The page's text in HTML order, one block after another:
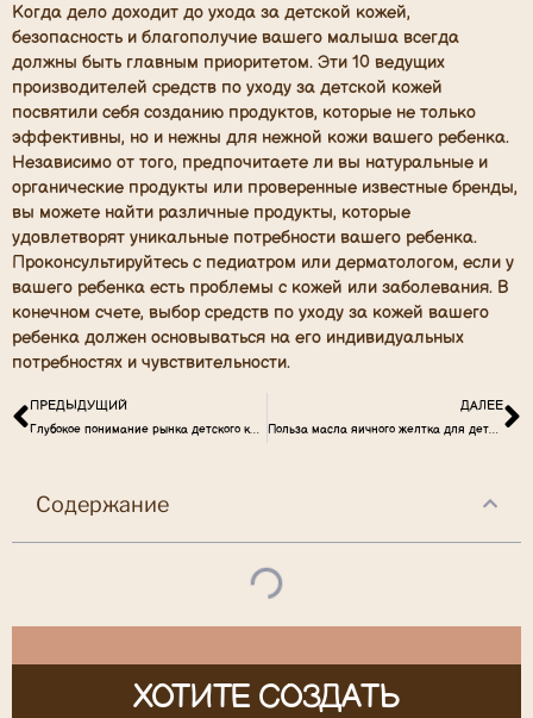
Когда дело доходит до ухода за детской кожей,
безопасность и благополучие вашего малыша всегда
должны быть главным приоритетом. Эти 10 ведущих
производителей средств по уходу за детской кожей
посвятили себя созданию продуктов, которые не только
эффективны, но и нежны для нежной кожи вашего ребенка.
Независимо от того, предпочитаете ли вы натуральные и
органические продукты или проверенные известные бренды,
вы можете найти различные продукты, которые
удовлетворят уникальные потребности вашего ребенка.
Проконсультируйтесь с педиатром или дерматологом, если у
вашего ребенка есть проблемы с кожей или заболевания. В
конечном счете, выбор средств по уходу за кожей вашего
ребенка должен основываться на его индивидуальных
потребностях и чувствительности.
ПРЕДЫДУЩИЙ
Глубокое понимание рынка детского крема для рук
ДАЛЕЕ
Польза масла яичного желтка для детских волос и кожи
Содержание
ХОТИТЕ СОЗДАТЬ